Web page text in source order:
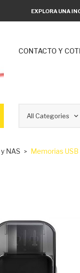
EXPLORA UNA
CONTACTO Y
NAS Memorias